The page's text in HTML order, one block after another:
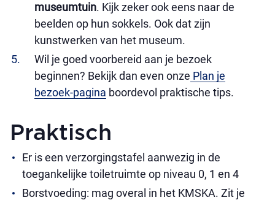
museumtuin. Kijk zeker ook eens naar de
beelden op hun sokkels. Ook dat zijn
kunstwerken van het museum.
Wil je goed voorbereid aan je bezoek
beginnen? Bekijk dan even onze Plan je
bezoek-pagina boordevol praktische tips.
Praktisch
Er is een verzorgingstafel aanwezig in de
toegankelijke toiletruimte op niveau 0, 1 en 4
Borstvoeding: mag overal in het KMSKA. Zit je